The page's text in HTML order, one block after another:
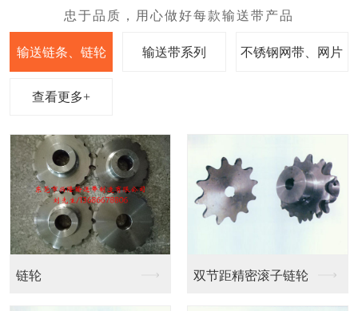
输送链条、链轮 输送带系列 不锈钢网带、网片
查看更多+
链条输送带 链条输送带